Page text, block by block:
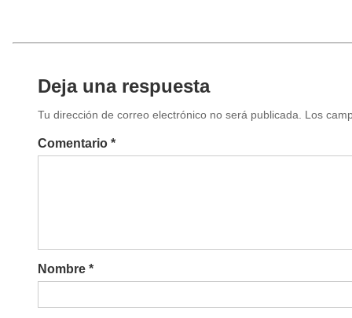
Deja una respuesta
Tu dirección de correo electrónico no será publicada. Los
Comentario *
Nombre *